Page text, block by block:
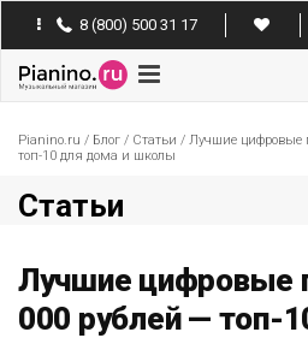
8 (800) 500 31 17
Pianino
Pianino.ru / Блог / Статьи / Лучшие цифровые
топ-10 для дома и школы
Статьи
Лучшие цифровые
000 рублей — топ-